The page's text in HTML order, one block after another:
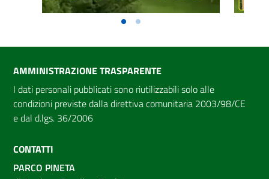
AMMINISTRAZIONE TRASPARENTE
I dati personali pubblicati sono riutilizzabili solo alle
condizioni previste dalla direttiva comunitaria 2003/98/CE
e dal d.lgs. 36/2006
CONTATTI
PARCO PINETA